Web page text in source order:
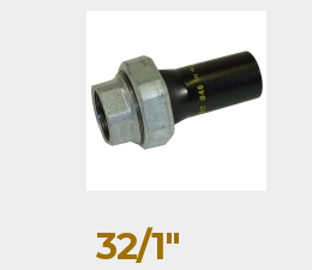
32/1"